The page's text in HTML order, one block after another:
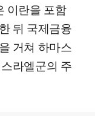
이란을 포함
뒤 국제금융
거쳐 하마스
라엘군의 주